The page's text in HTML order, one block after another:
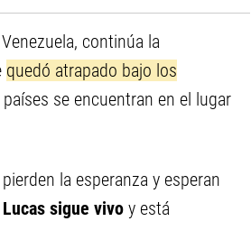
continúa la
quedó atrapado bajo los
se encuentran en el lugar
la esperanza y esperan
Lucas sigue vivo y está